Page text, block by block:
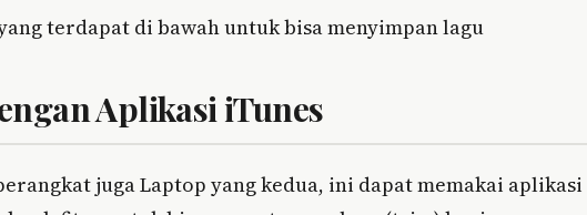
terdapat di bawah untuk bisa menyimpan lagu
Aplikasi iTunes
juga Laptop yang kedua, ini dapat memakai aplikasi